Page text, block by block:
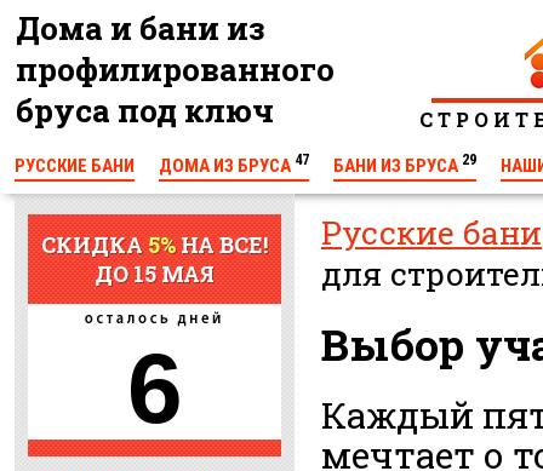
Дома и бани из
профилированного
бруса под ключ
С Т Р О И
РУССКИЕ БАНИ ДОМА ИЗ БРУСА 47 БАНИ ИЗ БРУСА 29
СКИДКА5%НА ВСЕ!
ДО 15 МАЯ
6
Русские бани
для
Выбор
Каждый
мечтает о